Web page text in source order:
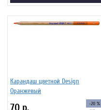
Карандаш цветной Design
Оранжевый
70 р. -20 %